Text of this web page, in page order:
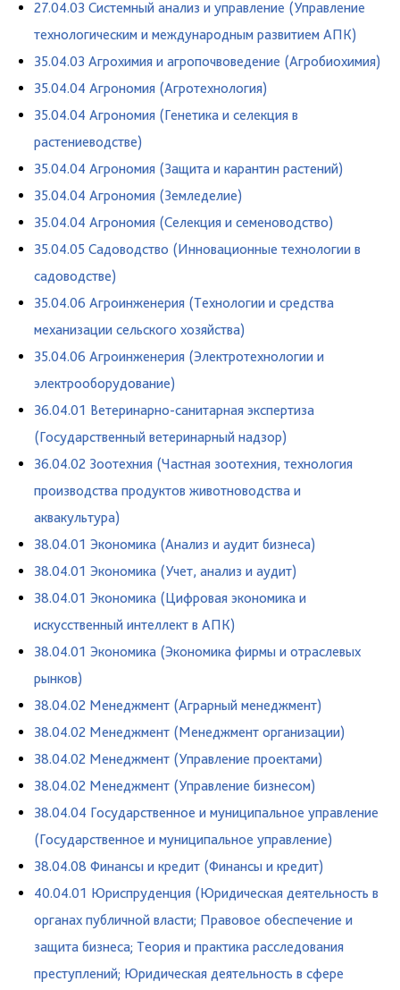
27.04.03 Системный анализ и управление (Управление
технологическим и международным развитием АПК)
35.04.03 Агрохимия и агропочвоведение (Агробиохимия)
35.04.04 Агрономия (Агротехнология)
35.04.04 Агрономия (Генетика и селекция в
растениеводстве)
35.04.04 Агрономия (Защита и карантин растений)
35.04.04 Агрономия (Земледелие)
35.04.04 Агрономия (Селекция и семеноводство)
35.04.05 Садоводство (Инновационные технологии в
садоводстве)
35.04.06 Агроинженерия (Технологии и средства
механизации сельского хозяйства)
35.04.06 Агроинженерия (Электротехнологии и
электрооборудование)
36.04.01 Ветеринарно-санитарная экспертиза
(Государственный ветеринарный надзор)
36.04.02 Зоотехния (Частная зоотехния, технология
производства продуктов животноводства и
аквакультура)
38.04.01 Экономика (Анализ и аудит бизнеса)
38.04.01 Экономика (Учет, анализ и аудит)
38.04.01 Экономика (Цифровая экономика и
искусственный интеллект в АПК)
38.04.01 Экономика (Экономика фирмы и отраслевых
рынков)
38.04.02 Менеджмент (Аграрный менеджмент)
38.04.02 Менеджмент (Менеджмент организации)
38.04.02 Менеджмент (Управление проектами)
38.04.02 Менеджмент (Управление бизнесом)
38.04.04 Государственное и муниципальное управление
(Государственное и муниципальное управление)
38.04.08 Финансы и кредит (Финансы и кредит)
40.04.01 Юриспруденция (Юридическая деятельность в
органах публичной власти; Правовое обеспечение и
защита бизнеса; Теория и практика расследования
преступлений; Юридическая деятельность в сфере